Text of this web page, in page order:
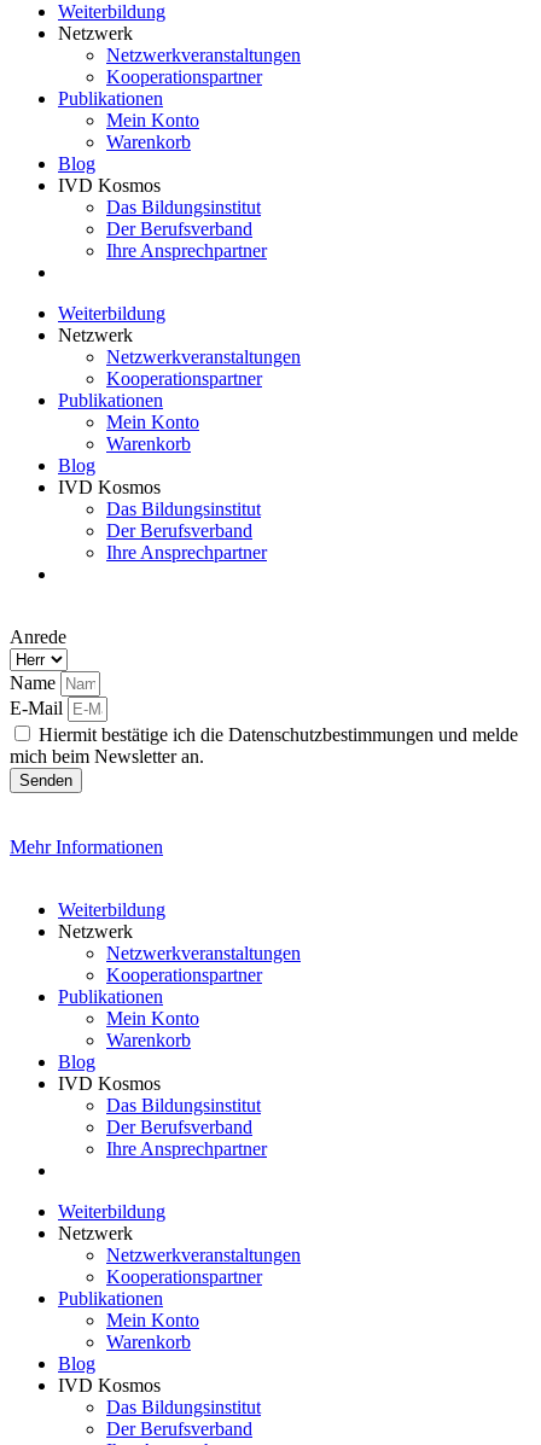
Weiterbildung
Netzwerk
Netzwerkveranstaltungen
Kooperationspartner
Publikationen
Mein Konto
Warenkorb
Blog
IVD Kosmos
Das Bildungsinstitut
Der Berufsverband
Ihre Ansprechpartner
Weiterbildung
Netzwerk
Netzwerkveranstaltungen
Kooperationspartner
Publikationen
Mein Konto
Warenkorb
Blog
IVD Kosmos
Das Bildungsinstitut
Der Berufsverband
Ihre Ansprechpartner
Anrede
Name
E-Mail
Hiermit bestätige ich die Datenschutzbestimmungen und melde
mich beim Newsletter an.
Senden
Mehr Informationen
Weiterbildung
Netzwerk
Netzwerkveranstaltungen
Kooperationspartner
Publikationen
Mein Konto
Warenkorb
Blog
IVD Kosmos
Das Bildungsinstitut
Der Berufsverband
Ihre Ansprechpartner
Weiterbildung
Netzwerk
Netzwerkveranstaltungen
Kooperationspartner
Publikationen
Mein Konto
Warenkorb
Blog
IVD Kosmos
Das Bildungsinstitut
Der Berufsverband